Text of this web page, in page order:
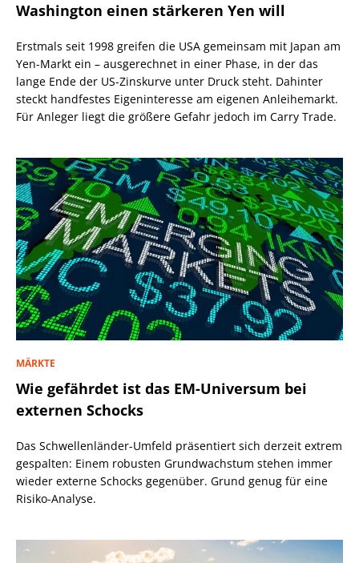
Washington einen stärkeren Yen will
Erstmals seit 1998 greifen die USA gemeinsam mit Japan am
Yen-Markt ein – ausgerechnet in einer Phase, in der das
lange Ende der US-Zinskurve unter Druck steht. Dahinter
steckt handfestes Eigeninteresse am eigenen Anleihemarkt.
Für Anleger liegt die größere Gefahr jedoch im Carry Trade.
MÄRKTE
Wie gefährdet ist das EM-Universum bei
externen Schocks
Das Schwellenländer-Umfeld präsentiert sich derzeit extrem
gespalten: Einem robusten Grundwachstum stehen immer
wieder externe Schocks gegenüber. Grund genug für eine
Risiko-Analyse.